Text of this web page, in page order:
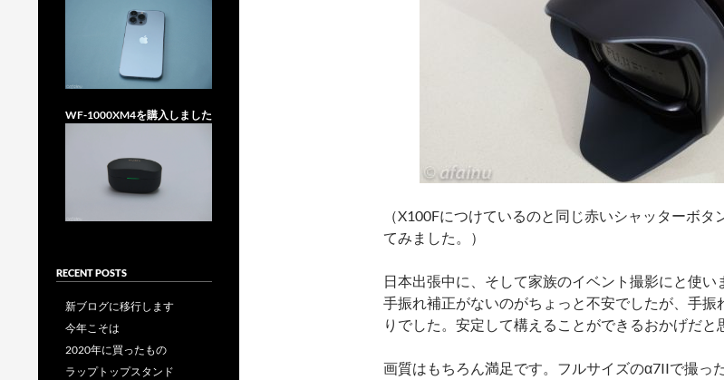
（X100Fにつけているのと同じ赤いシャッターボ
てみました。）
日本出張中に、そして家族のイベント撮影にと使
手振れ補正がないのがちょっと不安でしたが、手
りでした。安定して構えることができるおかげだと
画質はもちろん満足です。フルサイズのα7IIで撮っ
WF-1000XM4を購入しました
RECENT POSTS
新ブログに移行します
今年こそは
2020年に買ったもの
ラップトップスタンド